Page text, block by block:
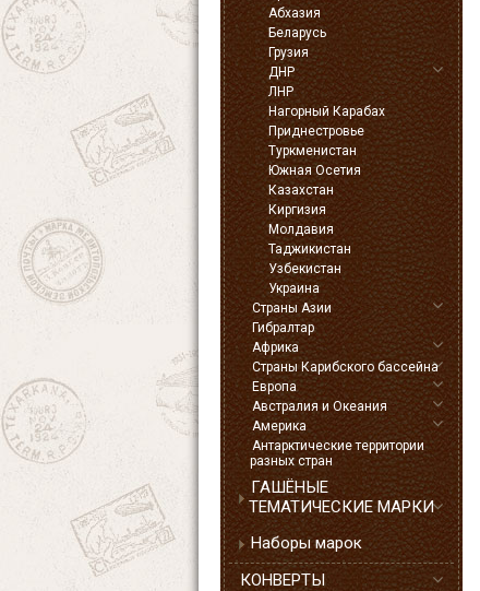
Абхазия
Беларусь
Грузия
ДНР
ЛНР
Нагорный Карабах
Приднестровье
Туркменистан
Южная Осетия
Казахстан
Киргизия
Молдавия
Таджикистан
Узбекистан
Украина
Страны Азии
Гибралтар
Африка
Страны Карибского бассейна
Европа
Австралия и Океания
Америка
Антарктические территории
разных стран
ГАШЁНЫЕ
ТЕМАТИЧЕСКИЕ МАРКИ
Наборы марок
КОНВЕРТЫ